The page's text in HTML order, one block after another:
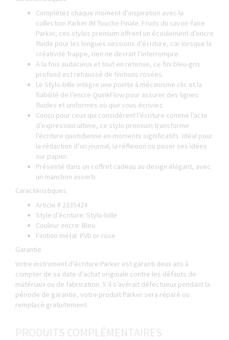
Complétez chaque moment d’inspiration avec la
collection Parker IM Touche Finale. Fruits du savoir-faire
Parker, ces stylos premium offrent un écoulement d’encre
fluide pour les longues sessions d’écriture, car lorsque la
créativité frappe, rien ne devrait l’interrompre.
À la fois audacieux et tout en retenue, ce fini bleu-gris
profond est rehaussé de finitions rosées.
Le Stylo-bille intègre une pointe à mécanisme clic et la
fiabilité de l’encre QuinkFlow pour assurer des lignes
fluides et uniformes où que vous écriviez.
Conçu pour ceux qui considèrent l’écriture comme l’acte
d’expression ultime, ce stylo premium transforme
l’écriture quotidienne en moments significatifs. Idéal pour
la rédaction d’un journal, la réflexion ou poser ses idées
sur papier.
Présenté dans un coffret cadeau au design élégant, avec
un manchon assorti.
Caractéristiques
Article # 2235424
Style d’écriture: Stylo-bille
Couleur encre: Bleu
Finition métal: PVD or rose
Garantie
Votre instrument d’écriture Parker est garanti deux ans à
compter de sa date d’achat originale contre les défauts de
matériaux ou de fabrication. S’il s’avérait défectueux pendant la
période de garantie, votre produit Parker sera réparé ou
remplacé gratuitement.
PRODUITS COMPLÉMENTAIRES